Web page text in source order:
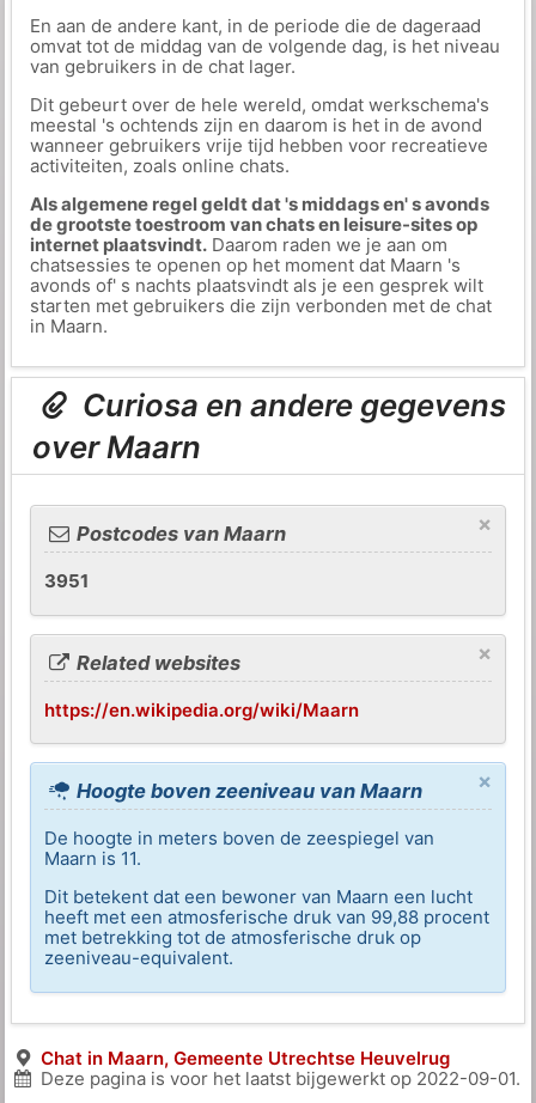
En aan de andere kant, in de periode die de dageraad
omvat tot de middag van de volgende dag, is het niveau
van gebruikers in de chat lager.
Dit gebeurt over de hele wereld, omdat werkschema's
meestal 's ochtends zijn en daarom is het in de avond
wanneer gebruikers vrije tijd hebben voor recreatieve
activiteiten, zoals online chats.
Als algemene regel geldt dat 's middags en' s avonds
de grootste toestroom van chats en leisure-sites op
internet plaatsvindt.Daarom raden we je aan om
chatsessies te openen op het moment dat Maarn 's
avonds of' s nachts plaatsvindt als je een gesprek wilt
starten met gebruikers die zijn verbonden met de chat
in Maarn.
Curiosa en andere gegevens
over Maarn
×
Postcodes van Maarn
3951
×
Related websites
https://en.wikipedia.org/wiki/Maarn
×
Hoogte boven zeeniveau van Maarn
De hoogte in meters boven de zeespiegel van
Maarn is 11.
Dit betekent dat een bewoner van Maarn een lucht
heeft met een atmosferische druk van 99,88 procent
met betrekking tot de atmosferische druk op
zeeniveau-equivalent.
Chat in Maarn, Gemeente Utrechtse Heuvelrug
Deze pagina is voor het laatst bijgewerkt op 2022-09-01.